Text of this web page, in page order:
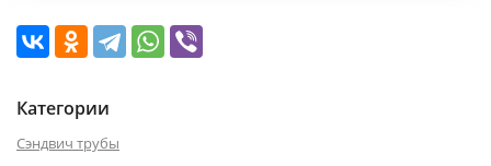
Категории
Сэндвич трубы